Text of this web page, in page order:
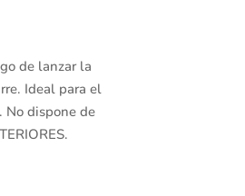
de lanzar la
Ideal para el
No dispone de